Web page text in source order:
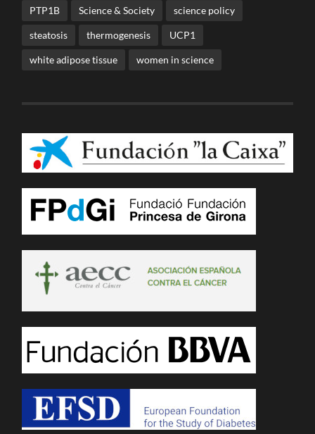
PTP1B Science & Society science policy
steatosis thermogenesis UCP1
white adipose tissue women in science